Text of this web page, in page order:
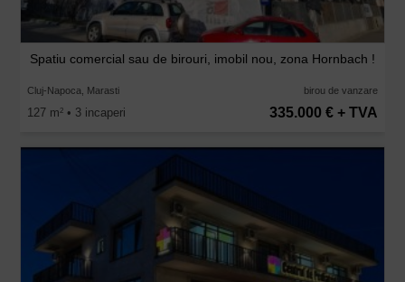
Spatiu comercial sau de birouri, imobil nou, zona Hornbach !
Cluj-Napoca, Marasti birou de vanzare
127 m2 • 3 incaperi 335.000 € + TVA